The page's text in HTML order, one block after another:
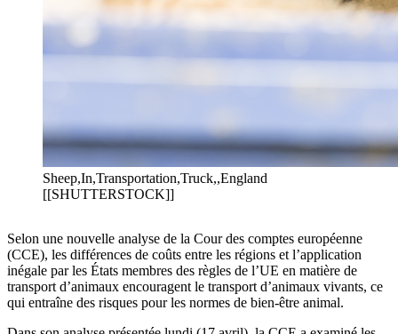
Sheep,In,Transportation,Truck,,England
[[SHUTTERSTOCK]]
Selon une nouvelle analyse de la Cour des comptes européenne
(CCE), les différences de coûts entre les régions et l’application
inégale par les États membres des règles de l’UE en matière de
transport d’animaux encouragent le transport d’animaux vivants, ce
qui entraîne des risques pour les normes de bien-être animal.